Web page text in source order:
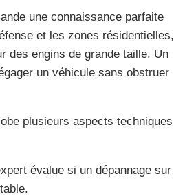
une connaissance parfaite
et les zones résidentielles,
des engins de grande taille. Un
un véhicule sans obstruer
plusieurs aspects techniques
évalue si un dépannage sur